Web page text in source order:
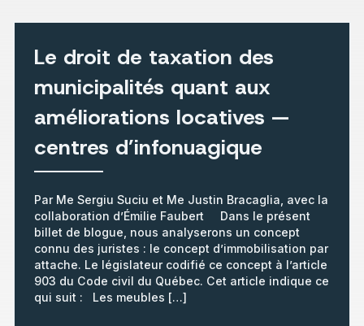
Le droit de taxation des
municipalités quant aux
améliorations locatives —
centres d’infonuagique
Par Me Sergiu Suciu et Me Justin Bracaglia, avec la
collaboration d’Émilie Faubert Dans le présent
billet de blogue, nous analyserons un concept
connu des juristes : le concept d’immobilisation par
attache. Le législateur codifié ce concept à l’article
903 du Code civil du Québec. Cet article indique ce
qui suit : Les meubles […]